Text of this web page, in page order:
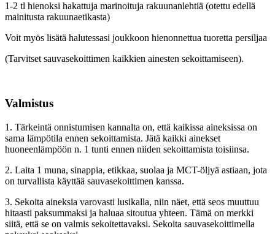
1-2 tl hienoksi hakattuja marinoituja rakuunanlehtiä (otettu edellä
mainitusta rakuunaetikasta)
Voit myös lisätä halutessasi joukkoon hienonnettua tuoretta persiljaa
(Tarvitset sauvasekoittimen kaikkien ainesten sekoittamiseen).
Valmistus
1. Tärkeintä onnistumisen kannalta on, että kaikissa aineksissa on
sama lämpötila ennen sekoittamista. Jätä kaikki ainekset
huoneenlämpöön n. 1 tunti ennen niiden sekoittamista toisiinsa.
2. Laita 1 muna, sinappia, etikkaa, suolaa ja MCT-öljyä astiaan, jota
on turvallista käyttää sauvasekoittimen kanssa.
3. Sekoita aineksia varovasti lusikalla, niin näet, että seos muuttuu
hitaasti paksummaksi ja haluaa sitoutua yhteen. Tämä on merkki
siitä, että se on valmis sekoitettavaksi. Sekoita sauvasekoittimella